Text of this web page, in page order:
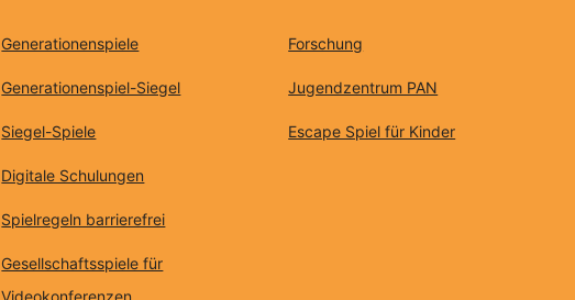
Generationenspiele
Generationenspiel-Siegel
Siegel-Spiele
Digitale Schulungen
Spielregeln barrierefrei
Gesellschaftsspiele für
Videokonferenzen
Forschung
Jugendzentrum PAN
Escape Spiel für Kinder